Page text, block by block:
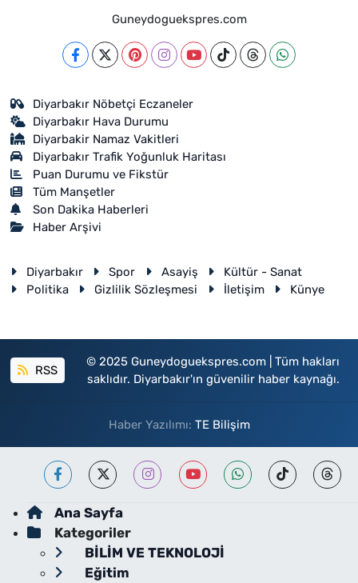
Guneydoguekspres.com
Diyarbakır Nöbetçi Eczaneler
Diyarbakır Hava Durumu
Diyarbakir Namaz Vakitleri
Diyarbakır Trafik Yoğunluk Haritası
Puan Durumu ve Fikstür
Tüm Manşetler
Son Dakika Haberleri
Haber Arşivi
Diyarbakır Spor Asayiş
Kültür - Sanat
Politika
Gizlilik Sözleşmesi İletişim Künye
RSS
© 2025 Guneydoguekspres.com | Tüm hakları
saklıdır. Diyarbakır'ın güvenilir haber kaynağı.
Haber Yazılımı: TE Bilişim
Ana Sayfa
Kategoriler
BİLİM VE TEKNOLOJİ
Eğitim